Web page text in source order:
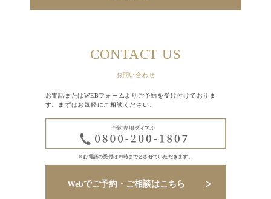
CONTACT US
お問い合わせ
お電話またはWEBフォームよりご予約を受け付けておりま
す。まずはお気軽にご相談ください。
※お電話の受付は19時までとさせていただきます。